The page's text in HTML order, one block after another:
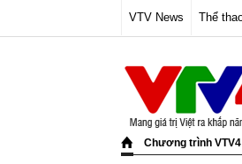
VTV News Thể
Chương trình VTV4